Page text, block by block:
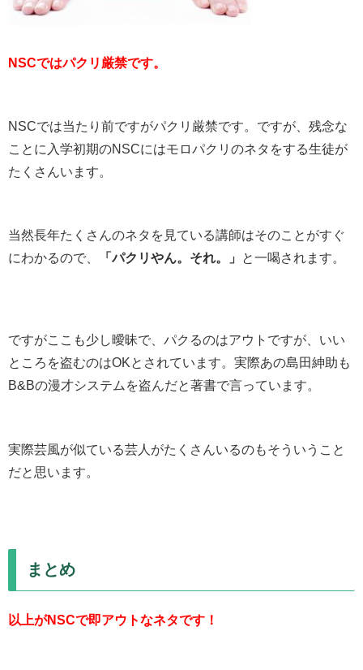
NSCではパクリ厳禁です。
NSCでは当たり前ですがパクリ厳禁です。ですが、残念な
ことに入学初期のNSCにはモロパクリのネタをする生徒が
たくさんいます。
当然長年たくさんのネタを見ている講師はそのことがすぐ
にわかるので、
「パクリやん。それ。」 と一喝されます。
ですがここも少し曖昧で、パクるのはアウトですが、いい
ところを盗むのはOKとされています。実際あの島田紳助も
B&Bの漫才システムを盗んだと著書で言っています。
実際芸風が似ている芸人がたくさんいるのもそういうこと
だと思います。
まとめ
以上がNSCで即アウトなネタです！